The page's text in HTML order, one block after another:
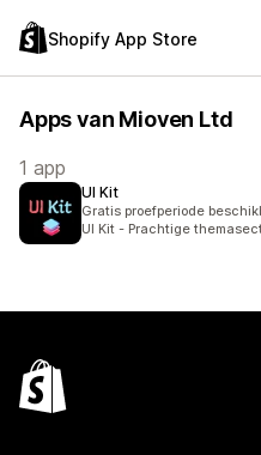
Shopify App Store
Apps van Mioven Ltd
1 app
UI Kit
Gratis proefperiode
UI Kit - Prachtige